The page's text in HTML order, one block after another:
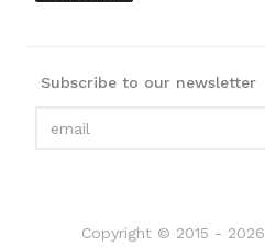
Subscribe to our newsletter
Copyright © 2015 - 2026